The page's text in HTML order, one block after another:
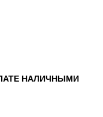
НАЛИЧНЫМИ